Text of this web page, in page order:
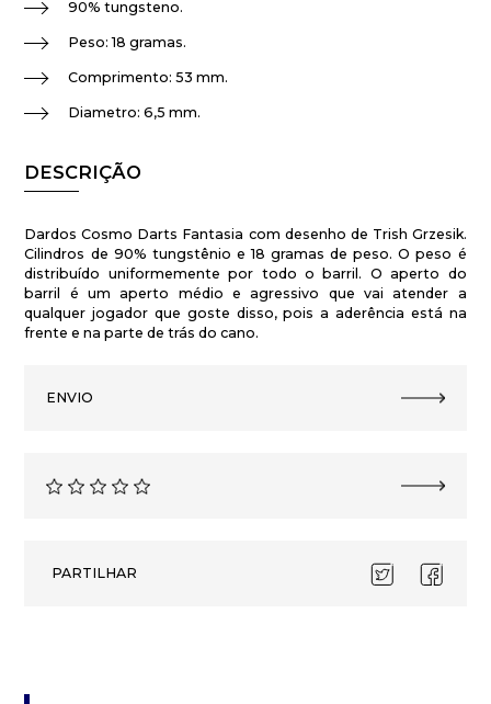
90% tungsteno.
Peso: 18 gramas.
Comprimento: 53 mm.
Diametro: 6,5 mm.
DESCRIÇÃO
Dardos Cosmo Darts Fantasia com desenho de Trish Grzesik.
Cilindros de 90% tungstênio e 18 gramas de peso. O peso é
distribuído uniformemente por todo o barril. O aperto do
barril é um aperto médio e agressivo que vai atender a
qualquer jogador que goste disso, pois a aderência está na
frente e na parte de trás do cano.
ENVIO
PARTILHAR